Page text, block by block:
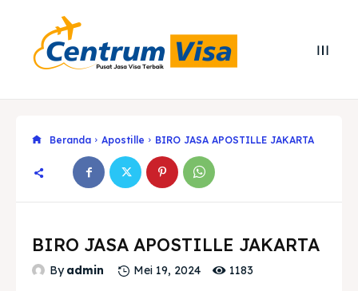
Search
Search
Beranda Apostille BIRO JASA APOSTILLE JAKARTA
BIRO JASA APOSTILLE JAKARTA
By admin Mei 19, 2024 1183